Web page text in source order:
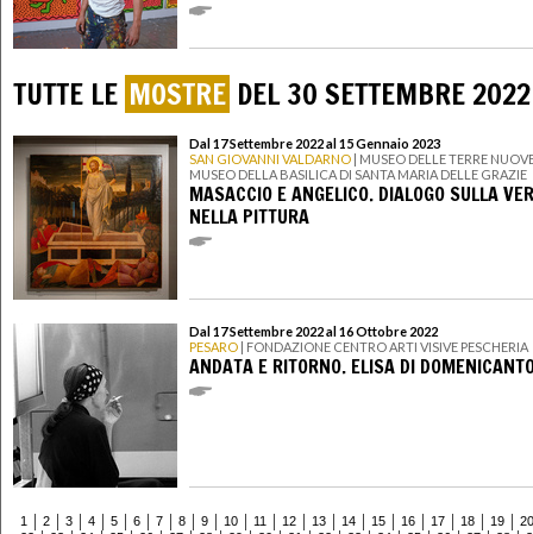
TUTTE LE MOSTRE DEL 30 SETTEMBRE 2022
Dal 17 Settembre 2022 al 15 Gennaio 2023
SAN GIOVANNI VALDARNO | MUSEO DELLE TERRE
MUSEO DELLA BASILICA DI SANTA MARIA DELLE GRAZIE
MASACCIO E ANGELICO. DIALOGO SULLA
NELLA PITTURA
Dal 17 Settembre 2022 al 16 Ottobre 2022
PESARO | FONDAZIONE CENTRO ARTI VISIVE PESCHERIA
ANDATA E RITORNO. ELISA DI
1 2 3 4 5 6 7 8 9 10 11 12 13 14 15 16 17 18 19
20